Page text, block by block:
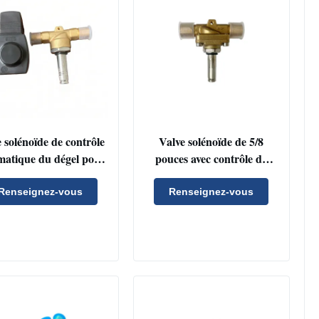
solénoïde de contrôle
du dégel pour
de réfrigération
avec réponse de
rapide pour
vous
Valve solénoïde de 5/8
pouces avec contrôle de
réponse rapide et large
compatibilité avec le
réfrigérant pour les
Renseignez-vous